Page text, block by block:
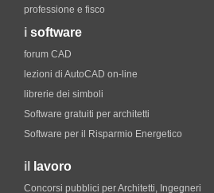
professione e fisco
i software
forum CAD
lezioni di AutoCAD on-line
librerie dei simboli
Software gratuiti per architetti
Software per il Risparmio Energetico
il lavoro
Concorsi pubblici per Architetti, Ingegneri